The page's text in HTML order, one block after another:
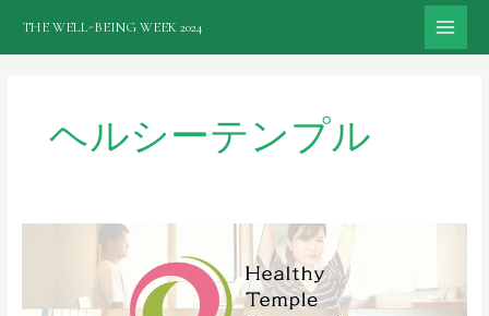
THE WELL-BEING WEEK 2024
ヘルシーテンプル